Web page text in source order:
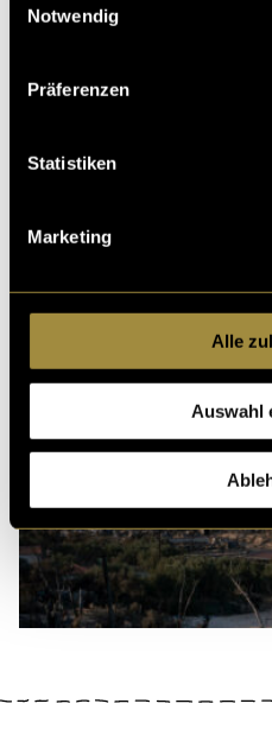
Notwendig
Präferenzen
Statistiken
Marketing
Alle
Auswahl